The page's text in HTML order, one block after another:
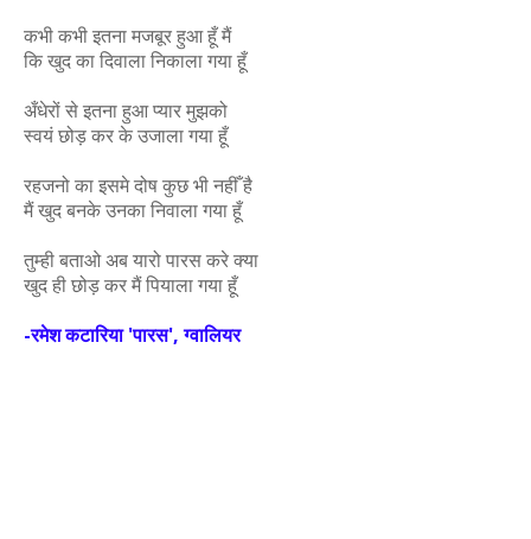
कभी कभी इतना मजबूर हुआ हूँ मैं
कि खुद का दिवाला निकाला गया हूँ
अँधेरों से इतना हुआ प्यार मुझको
स्वयं छोड़ कर के उजाला गया हूँ
रहजनो का इसमे दोष कुछ भी नहीँ है
मैं खुद बनके उनका निवाला गया हूँ
तुम्ही बताओ अब यारो पारस करे क्या
खुद ही छोड़ कर मैं पियाला गया हूँ
-रमेश कटारिया 'पारस', ग्वालियर